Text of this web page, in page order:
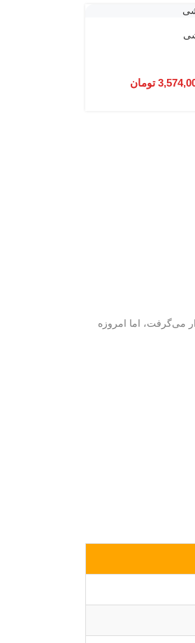
تومان
می‌گرفت، اما امروزه